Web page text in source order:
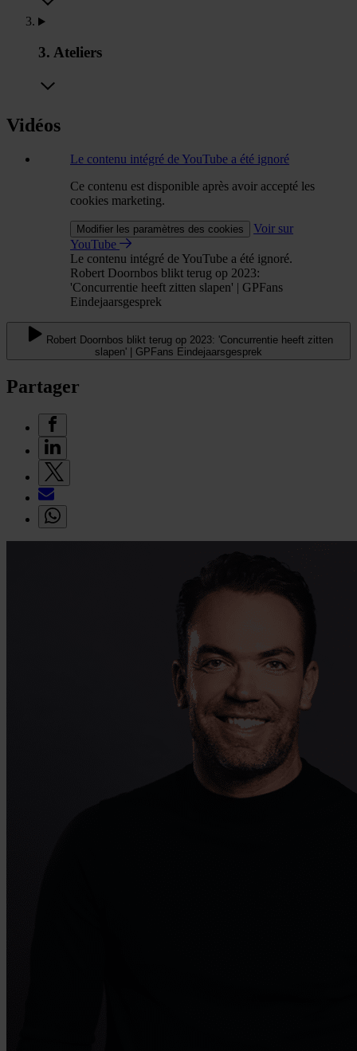
3. Ateliers
Vidéos
Le contenu intégré de YouTube a été ignoré
Ce contenu est disponible après avoir accepté les
cookies marketing.
Modifier les paramètres des cookies
Voir sur
YouTube
Le contenu intégré de YouTube a été ignoré.
Robert Doornbos blikt terug op 2023:
'Concurrentie heeft zitten slapen' | GPFans
Eindejaarsgesprek
Robert Doornbos blikt terug op 2023: 'Concurrentie heeft zitten
slapen' | GPFans Eindejaarsgesprek
Partager